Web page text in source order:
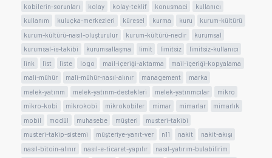
kobilerin-sorunları
kolay kolay-teklif konusmaci
kullanıcı
kullanım
kuluçka-merkezleri küresel kurma kuru
kurum-kültürü
kurum-kültürü-nasıl-oluşturulur
kurum-kültürü-nedir
kurumsal
kurumsal-is-takibi
kurumsallaşma limit limitsiz
limitsiz-kullanıcı
link
list liste logo mail-içeriği-aktarma
mail-içeriği-kopyalama
mali-mühür
mali-mühür-nasıl-alınır management
marka
melek-yatırım
melek-yatırım-destekleri melek-yatırımcılar
mikro
mikro-kobi
mikrokobi mikrokobiler mimar mimarlar
mimarlık
mobil
modül muhasebe müşteri
musteri-takibi
musteri-takip-sistemi
müşteriye-yanıt-ver n11 nakit
nakit-akışı
nasıl-bitoin-alınır
nasıl-e-ticaret-yapılır
nasıl-yatırım-bulabilirim